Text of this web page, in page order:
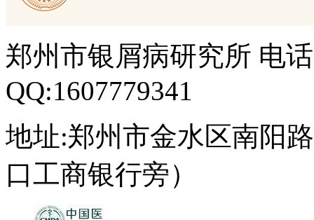
郑州市银屑病研究所 电
QQ:1607779341
地址:郑州市金水区南阳
口工商银行旁）